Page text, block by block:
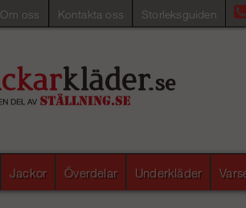
Om oss Kontakta oss Storleksguiden
Jackor Överdelar Underkläder